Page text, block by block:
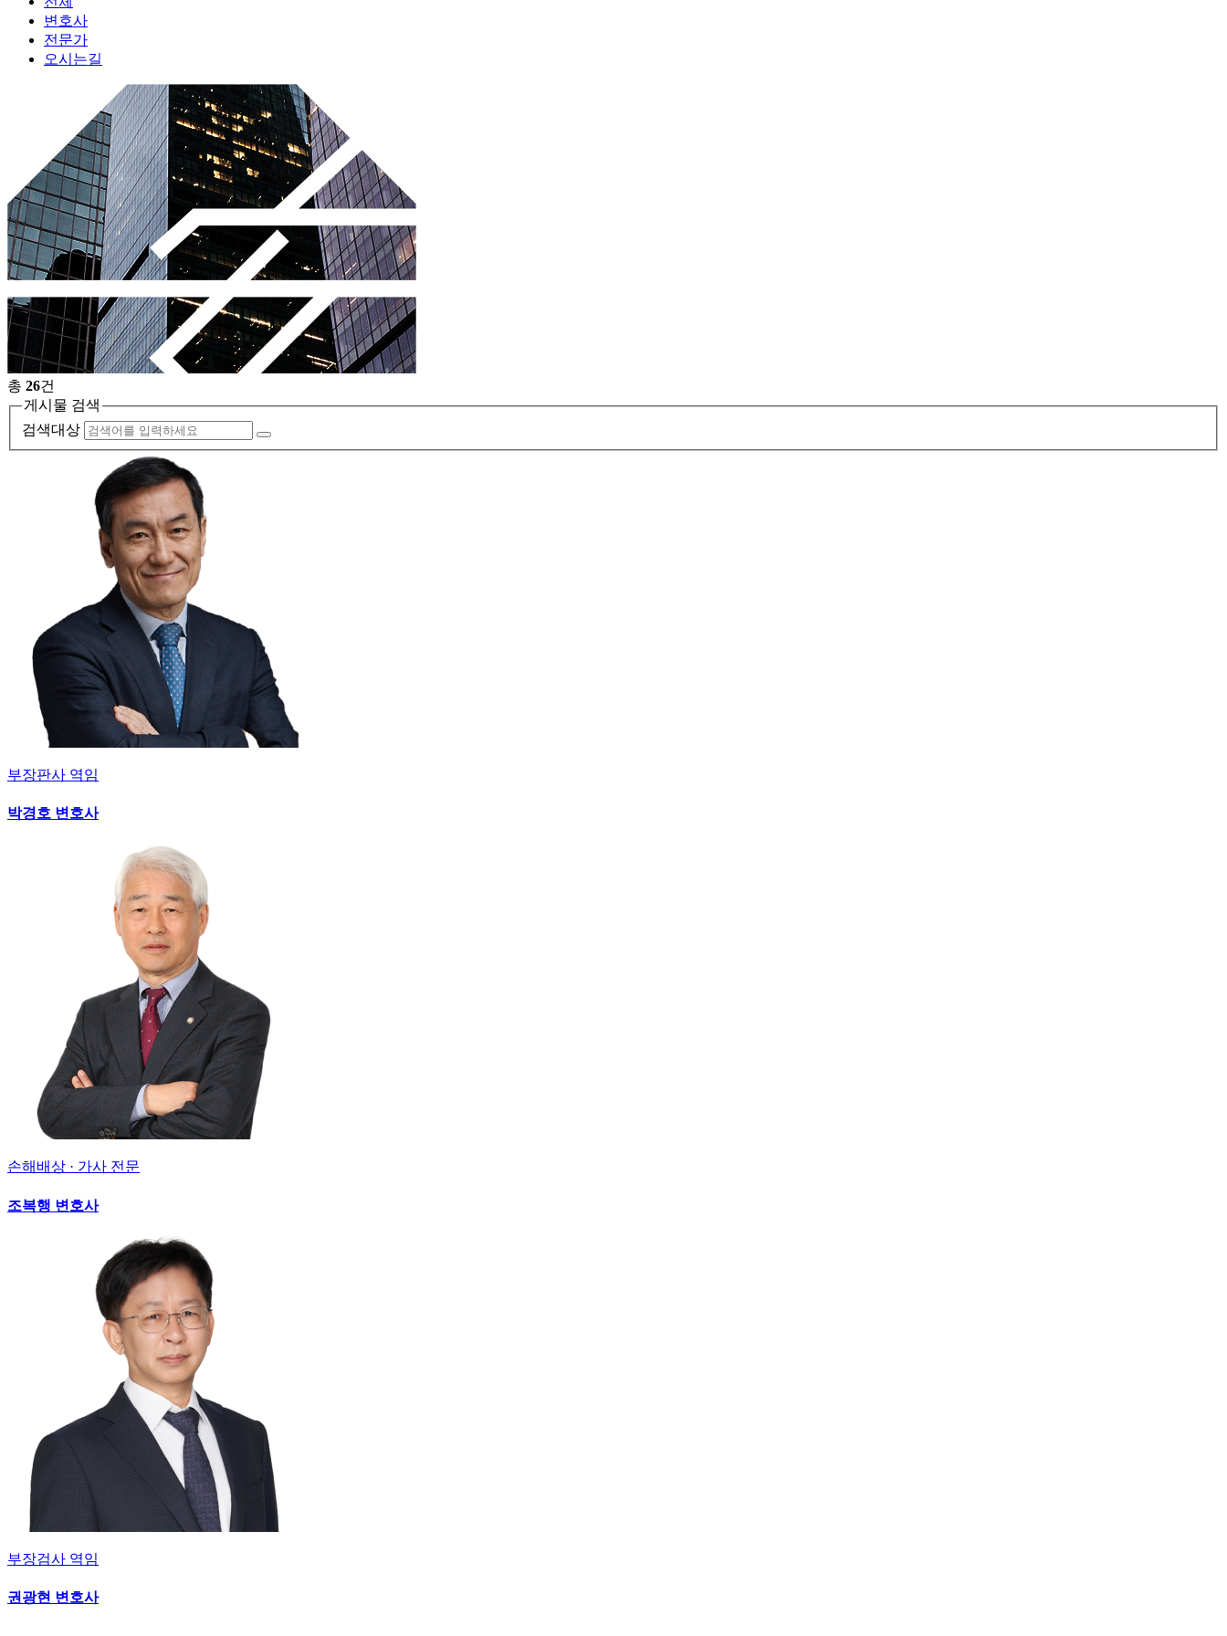
변호사
전문가
오시는길
총 26건
게시물 검색
검색대상
부장판사 역임
박경호 변호사
손해배상 · 가사 전문
조복행 변호사
부장검사 역임
권광현 변호사